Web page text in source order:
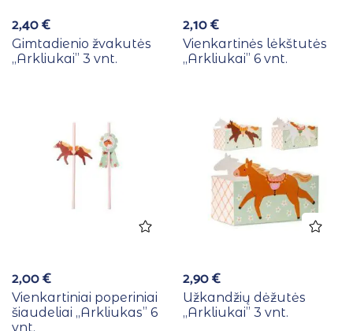
2,40€
Gimtadienio žvakutės
,,Arkliukai” 3 vnt.
2,10€
Vienkartinės lėkštutės
,,Arkliukai” 6 vnt.
2,00€
Vienkartiniai poperiniai
šiaudeliai ,,Arkliukas” 6
vnt.
2,90€
Užkandžių dėžutės
,,Arkliukai” 3 vnt.